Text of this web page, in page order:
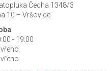
Čecha 1348/3
10 – Vršovice
- 19:00